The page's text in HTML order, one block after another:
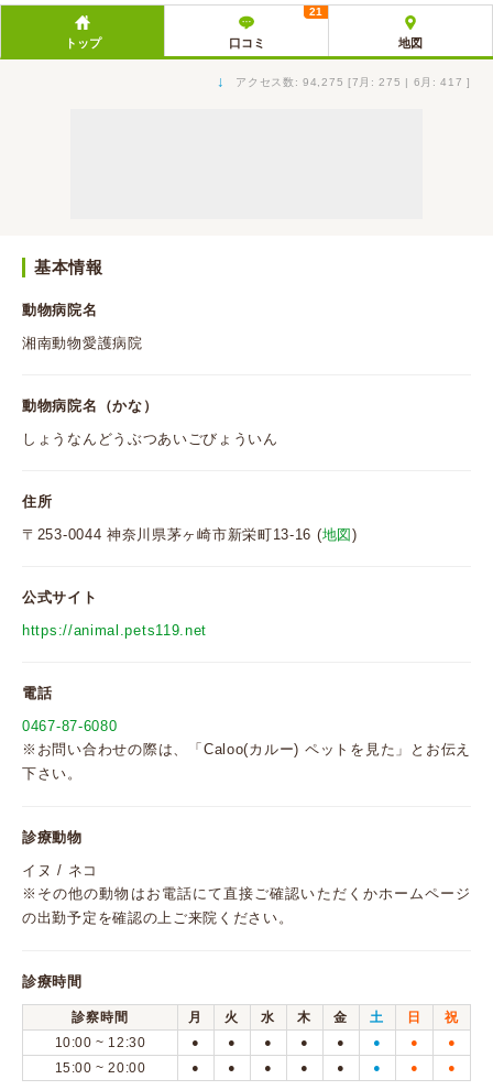
トップ 口コミ
21
地図
↓ アクセス数: 94,275 [7月: 275 | 6月: 417 ]
基本情報
動物病院名
湘南動物愛護病院
動物病院名（かな）
しょうなんどうぶつあいごびょういん
住所
〒253-0044 神奈川県茅ヶ崎市新栄町13-16 (地図)
公式サイト
https://animal.pets119.net
電話
0467-87-6080
※お問い合わせの際は、「Caloo(カルー) ペットを見た」とお伝え
下さい。
診療動物
イヌ / ネコ
※その他の動物はお電話にて直接ご確認いただくかホームページ
の出勤予定を確認の上ご来院ください。
診療時間
診察時間 月 火 水 木 金 土 日
祝
10:00 ~ 12:30
● ● ● ● ● ● ● ●
15:00 ~ 20:00 ● ● ● ● ● ● ● ●